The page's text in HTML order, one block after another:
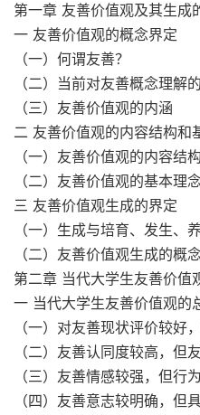
第一章 友善价值观及其生成
一 友善价值观的概念界定
（一）何谓友善？
（二）当前对友善概念理解
（三）友善价值观的内涵
二 友善价值观的内容结构和
（一）友善价值观的内容结构
（二）友善价值观的基本理
三 友善价值观生成的界定
（一）生成与培育、发生、
（二）友善价值观生成的概
第二章 当代大学生友善价值
一 当代大学生友善价值观的
（一）对友善现状评价较好
（二）友善认同度较高，但
（三）友善情感较强，但行
（四）友善意志较明确，但